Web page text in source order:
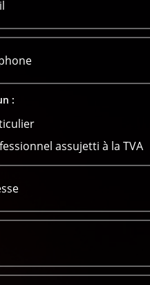
:
assujetti à la TVA